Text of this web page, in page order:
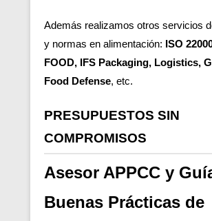
Además realizamos otros servicios
y normas en alimentación: ISO
FOOD, IFS Packaging, Logistics,
Food Defense, etc.
PRESUPUESTOS SIN
COMPROMISOS
Asesor APPCC y
Buenas Prácticas de